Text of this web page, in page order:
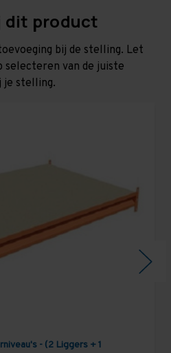
dit product
bij de stelling. Let
selecteren van de juiste
je stelling.
- (2 Liggers + 1